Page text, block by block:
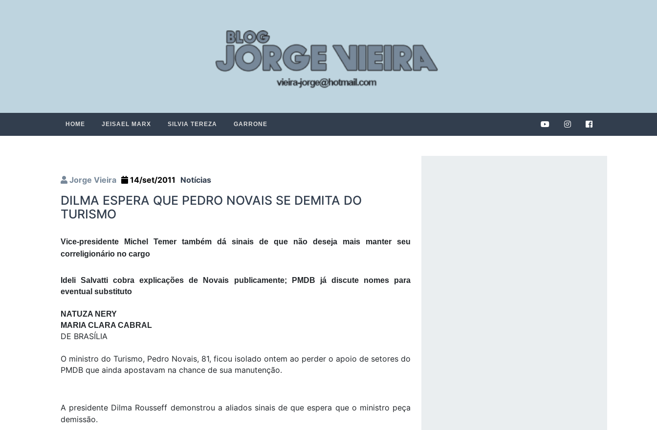
HOME JEISAEL MARX SILVIA TEREZA GARRONE
Jorge Vieira 14/set/2011 Notícias
DILMA ESPERA QUE PEDRO NOVAIS SE DEMITA DO
TURISMO
Vice-presidente Michel Temer também dá sinais de que não deseja mais manter seu
correligionário no cargo
Ideli Salvatti cobra explicações de Novais publicamente; PMDB já discute nomes para
eventual substituto
NATUZA NERY
MARIA CLARA CABRAL
DE BRASÍLIA
O ministro do Turismo, Pedro Novais, 81, ficou isolado ontem ao perder o apoio de setores do
PMDB que ainda apostavam na chance de sua manutenção.
A presidente Dilma Rousseff demonstrou a aliados sinais de que espera que o ministro peça
demissão.